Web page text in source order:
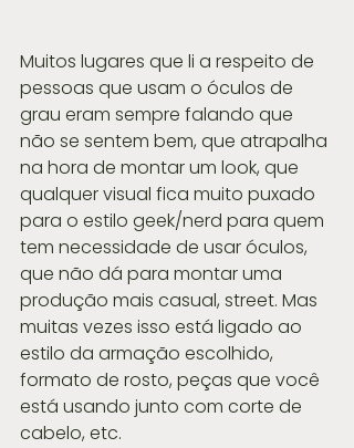
Muitos lugares que li a respeito de
pessoas que usam o óculos de
grau eram sempre falando que
não se sentem bem, que atrapalha
na hora de montar um look, que
qualquer visual fica muito puxado
para o estilo geek/nerd para quem
tem necessidade de usar óculos,
que não dá para montar uma
produção mais casual, street. Mas
muitas vezes isso está ligado ao
estilo da armação escolhido,
formato de rosto, peças que você
está usando junto com corte de
cabelo, etc.